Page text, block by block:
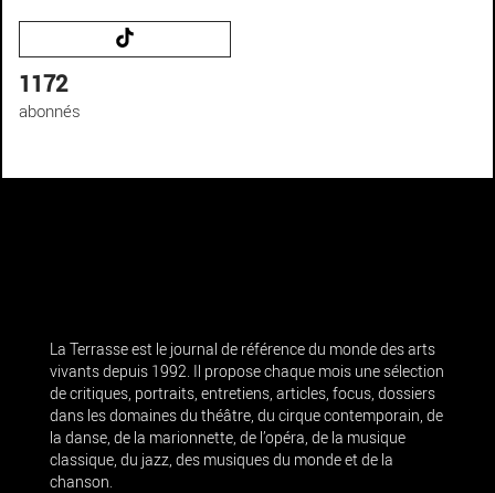
1172
abonnés
La Terrasse est le journal de référence du monde des arts
vivants depuis 1992. Il propose chaque mois une sélection
de critiques, portraits, entretiens, articles, focus, dossiers
dans les domaines du théâtre, du cirque contemporain, de
la danse, de la marionnette, de l’opéra, de la musique
classique, du jazz, des musiques du monde et de la
chanson.